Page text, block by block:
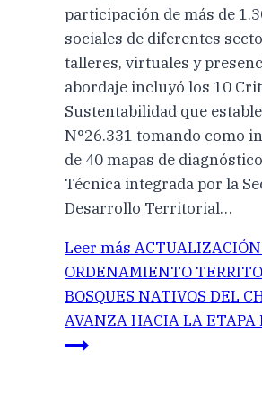
participación de más de
sociales de diferentes
talleres, virtuales y
abordaje incluyó los 10
Sustentabilidad que
N°26.331 tomando como
de 40 mapas de
Técnica integrada por la
Desarrollo Territorial…
Leer más
ORDENAMIENTO
BOSQUES NATIVOS DEL
AVANZA HACIA LA ETAPA